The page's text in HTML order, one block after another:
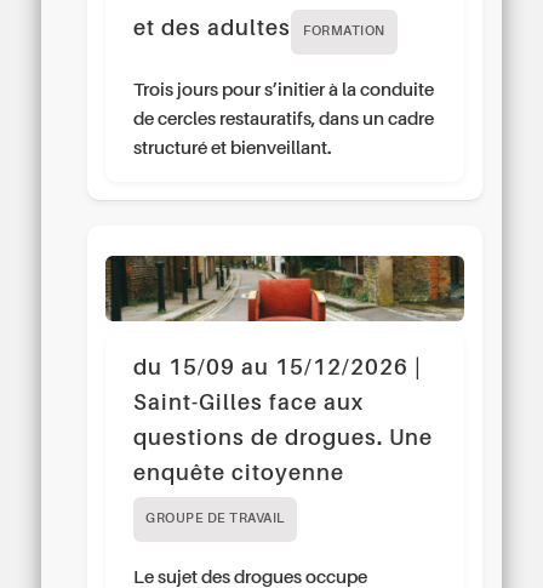
et des adultes
FORMATION
Trois jours pour s’initier à la conduite
de cercles restauratifs, dans un cadre
structuré et bienveillant.
du 15/09 au 15/12/2026 |
Saint-Gilles face aux
questions de drogues. Une
enquête citoyenne
GROUPE DE TRAVAIL
Le sujet des drogues occupe